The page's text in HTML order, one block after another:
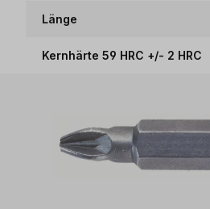
Länge
Kernhärte 59 HRC +/- 2 HRC